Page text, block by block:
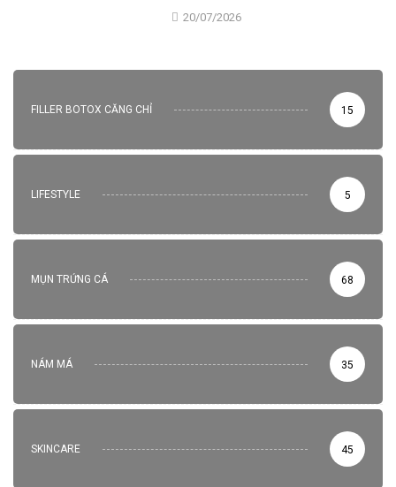
20/07/2026
FILLER BOTOX CĂNG CHỈ 15
LIFESTYLE 5
MỤN TRỨNG CÁ 68
NÁM MÁ 35
SKINCARE 45